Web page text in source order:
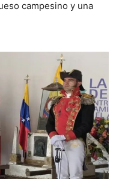
campesino y una